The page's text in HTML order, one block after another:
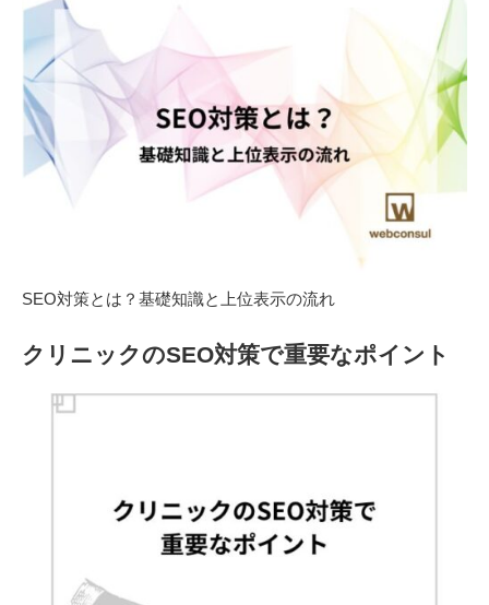
SEO対策とは？基礎知識と上位表示の流れ
クリニックのSEO対策で重要なポイント